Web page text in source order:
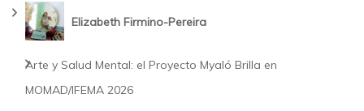
Elizabeth Firmino-Pereira
Arte y Salud Mental: el Proyecto Myaló Brilla en
MOMAD/IFEMA 2026